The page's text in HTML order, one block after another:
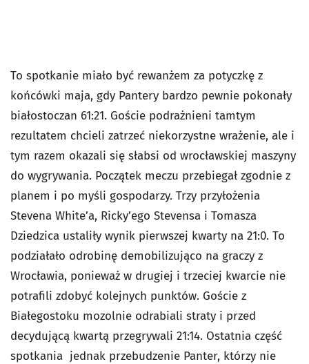
To spotkanie miało być rewanżem za potyczkę z
końcówki maja, gdy Pantery bardzo pewnie pokonały
białostoczan 61:21. Goście podrażnieni tamtym
rezultatem chcieli zatrzeć niekorzystne wrażenie, ale i
tym razem okazali się słabsi od wrocławskiej maszyny
do wygrywania. Początek meczu przebiegał zgodnie z
planem i po myśli gospodarzy. Trzy przyłożenia
Stevena White’a, Ricky’ego Stevensa i Tomasza
Dziedzica ustaliły wynik pierwszej kwarty na 21:0. To
podziałało odrobinę demobilizująco na graczy z
Wrocławia, ponieważ w drugiej i trzeciej kwarcie nie
potrafili zdobyć kolejnych punktów. Goście z
Białegostoku mozolnie odrabiali straty i przed
decydującą kwartą przegrywali 21:14. Ostatnia część
spotkania jednak przebudzenie Panter, którzy nie